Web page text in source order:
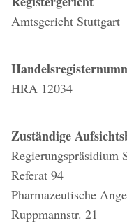
Amtsgericht Stuttgart
HRA 12034
Zuständige
Regierungspräsidium
Referat 94
Pharmazeutische
Ruppmannstr. 21